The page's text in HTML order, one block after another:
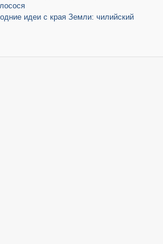
идеи с края Земли: чилийский